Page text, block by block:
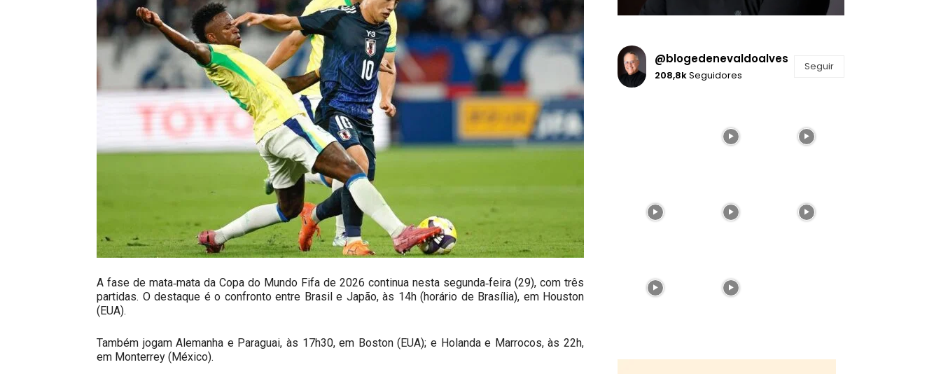
A fase de mata‑mata da Copa do Mundo Fifa de 2026 continua nesta segunda‑feira (29), com três
partidas. O destaque é o confronto entre Brasil e Japão, às 14h (horário de Brasília), em Houston
(EUA).
Também jogam Alemanha e Paraguai, às 17h30, em Boston (EUA); e Holanda e Marrocos, às 22h,
em Monterrey (México).
@blogedenevaldoalves
208,8kSeguidores
Seguir